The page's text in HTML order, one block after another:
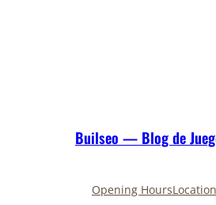
Builseo — Blog de
Opening Hours